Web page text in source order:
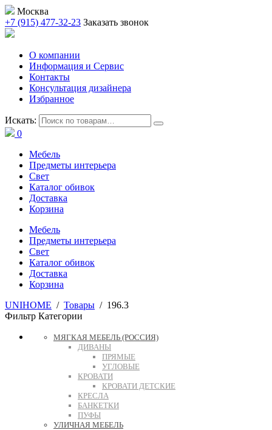
Москва
+7 (915) 477-32-23 Заказать звонок
О компании
Информация и Сервис
Контакты
Консультация дизайнера
Избранное
Искать:
0
Мебель
Предметы интерьера
Свет
Каталог обивок
Доставка
Корзина
Мебель
Предметы интерьера
Свет
Каталог обивок
Доставка
Корзина
UNIHOME / Товары / 196.3
Фильтр Категории
МЯГКАЯ МЕБЕЛЬ (РОССИЯ)
ДИВАНЫ
ПРЯМЫЕ
УГЛОВЫЕ
КРОВАТИ
КРОВАТИ ДЕТСКИЕ
КРЕСЛА
БАНКЕТКИ
ПУФЫ
УЛИЧНАЯ МЕБЕЛЬ